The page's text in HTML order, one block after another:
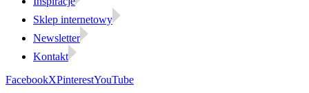
Sklep internetowy
Newsletter
Kontakt
FacebookXPinterestYouTube